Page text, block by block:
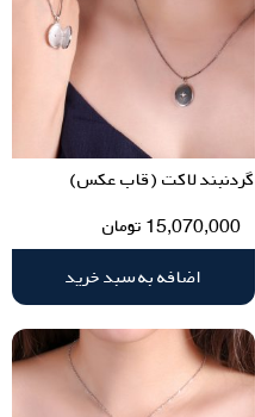
گردنبند لاکت (قاب عکس)
15,070,000 تومان
اضافه به سبد خرید